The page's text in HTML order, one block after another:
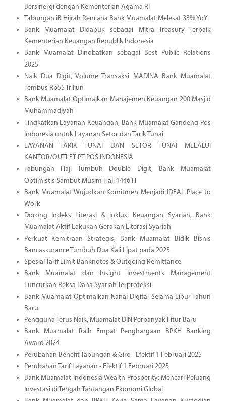
Bersinergi dengan Kementerian Agama RI
Tabungan iB Hijrah Rencana Bank Muamalat Melesat 33% YoY
Bank Muamalat Didapuk sebagai Mitra Treasury Terbaik
Kementerian Keuangan Republik Indonesia
Bank Muamalat Dinobatkan sebagai Best Public Relations
2025
Naik Dua Digit, Volume Transaksi MADINA Bank Muamalat
Tembus Rp55 Triliun
Bank Muamalat Optimalkan Manajemen Keuangan 200 Masjid
Muhammadiyah
Tingkatkan Layanan Keuangan, Bank Muamalat Gandeng Pos
Indonesia untuk Layanan Setor dan Tarik Tunai
LAYANAN TARIK TUNAI DAN SETOR TUNAI MELALUI
KANTOR/OUTLET PT POS INDONESIA
Tabungan Haji Tumbuh Double Digit, Bank Muamalat
Optimistis Sambut Musim Haji 1446 H
Bank Muamalat Wujudkan Komitmen Menjadi IDEAL Place to
Work
Dorong Indeks Literasi & Inklusi Keuangan Syariah, Bank
Muamalat Aktif Lakukan Gerakan Literasi Syariah
Perkuat Kemitraan Strategis, Bank Muamalat Bidik Bisnis
Bancassurance Tumbuh Dua Kali Lipat pada 2025
Spesial Tarif Limit Banknotes & Outgoing Remittance
Bank Muamalat dan Insight Investments Management
Luncurkan Reksa Dana Syariah Terproteksi
Bank Muamalat Optimalkan Kanal Digital Selama Libur Tahun
Baru
Pengguna Terus Naik, Muamalat DIN Perbanyak Fitur Baru
Bank Muamalat Raih Empat Penghargaan BPKH Banking
Award 2024
Perubahan Benefit Tabungan & Giro - Efektif 1 Februari 2025
Perubahan Tarif Layanan - Efektif 1 Februari 2025
Bank Muamalat Indonesia Wealth Prosperity: Mencari Peluang
Investasi di Tengah Tantangan Ekonomi Global